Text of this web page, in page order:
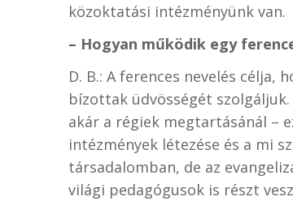
közoktatási intézményünk van.
– Hogyan működik egy
D. B.: A ferences nevelés
bízottak üdvösségét
akár a régiek megtartásánál –
intézmények létezése és a mi
társadalomban, de az
világi pedagógusok is részt